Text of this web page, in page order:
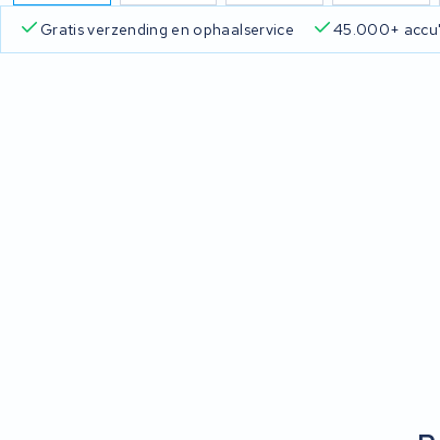
Gratis verzending en ophaalservice 45.000+